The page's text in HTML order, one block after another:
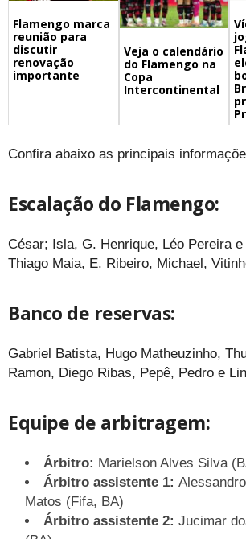
Flamengo marca
reunião para
discutir
renovação
importante
Veja o calendário
do Flamengo na
Copa
Intercontinental
Confira abaixo as principais
Escalação do Flamengo:
César; Isla, G. Henrique, Léo Pereira e
Thiago Maia, E. Ribeiro, Michael,
Banco de reservas:
Gabriel Batista, Hugo Matheuzinho,
Ramon, Diego Ribas, Pepê, Pedro e
Equipe de arbitragem:
Árbitro: Marielson Alves Silva
Árbitro assistente 1:
Matos (Fifa, BA)
Árbitro assistente 2: Jucimar